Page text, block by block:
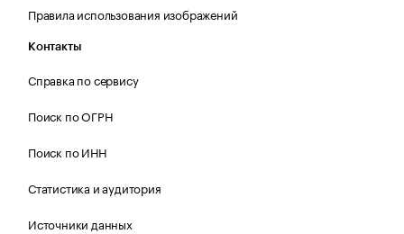
Правила использования изображений
Контакты
Справка по сервису
Поиск по ОГРН
Поиск по ИНН
Статистика и аудитория
Источники данных